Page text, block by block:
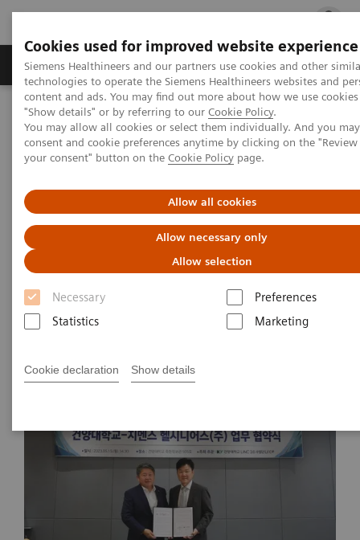
Cookies used for improved website experience
Siemens Healthineers and our partners use cookies and other
technologies to operate the Siemens Healthineers websites and
content and ads. You may find out more about how we use
"Show details" or by referring to our Cookie Policy.
You may allow all cookies or select them individually. And you
consent and cookie preferences anytime by clicking on the "Review
your consent" button on the Cookie Policy page.
Allow all cookies
Allow necessary only
Allow selection
Necessary
Preferences
Statistics
Marketing
Cookie declaration Show details
지멘스 헬시니어스(주) 채용 주요 제품
지멘스 헬시니어스(주) Press Room
Press Releases
건양대-지멘스 헬시니어스 '4차 산업혁명 혁신 인재양성' 업무협약
건양대-지멘스 헬시니어스, 4차
산업 혁신 인재양성 업무협약 체
결
건양대학교 |